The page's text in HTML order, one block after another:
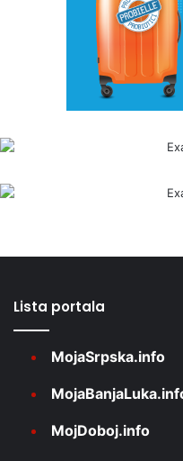
Lista portala
MojaSrpska.info
MojDoboj.info